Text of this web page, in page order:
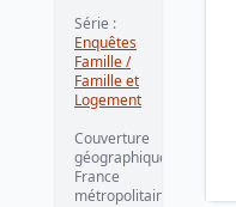
Série :
Enquêtes
Famille /
Famille et
Logement
Couverture
géographique
France
métropolitaine